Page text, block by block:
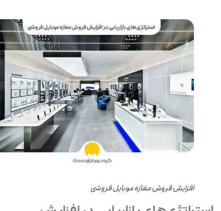
افزایش فروش مغازه موبایل فروشی